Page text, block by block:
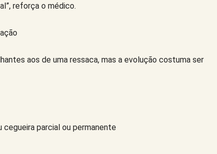
reforça o médico.
aos de uma ressaca, mas a evolução costuma ser
cegueira parcial ou permanente